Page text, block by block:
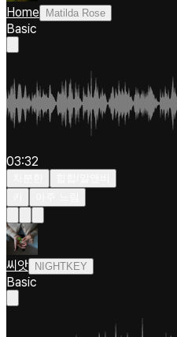
Home Matilda Rose
Basic
03:32
씨앗 NIGHTKEY
Basic